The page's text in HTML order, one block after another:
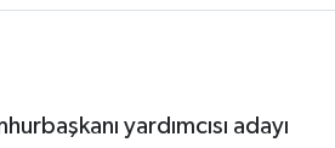
yardımcısı adayı